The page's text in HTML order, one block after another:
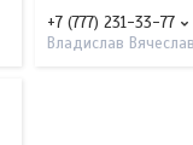
+7 (777) 231-33-77
Владислав